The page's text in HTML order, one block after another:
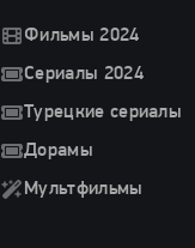
Фильмы 2024
Сериалы 2024
Турецкие сериалы
Дорамы
Мультфильмы